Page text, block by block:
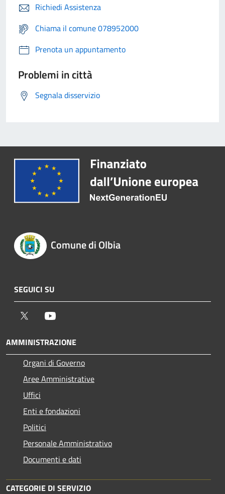
Richiedi Assistenza
Chiama il comune 078952000
Prenota un appuntamento
Problemi in città
Segnala disservizio
Comune di Olbia
SEGUICI SU
Twitter
AMMINISTRAZIONE
Organi di Governo
Aree Amministrative
Uffici
Enti e fondazioni
Politici
Personale Amministrativo
Documenti e dati
CATEGORIE DI SERVIZIO